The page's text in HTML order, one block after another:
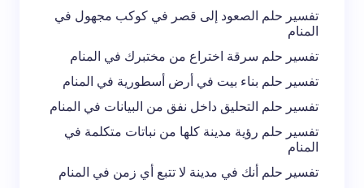
تفسير حلم الصعود إلى قصر في كوكب مجهول في
المنام
تفسير حلم سرقة اختراع من مختبرك في المنام
تفسير حلم بناء بيت في أرض أسطورية في المنام
تفسير حلم التحليق داخل نفق من البيانات في المنام
تفسير حلم رؤية مدينة كلها من نباتات متكلمة في
المنام
تفسير حلم أنك في مدينة لا تتبع أي زمن في المنام